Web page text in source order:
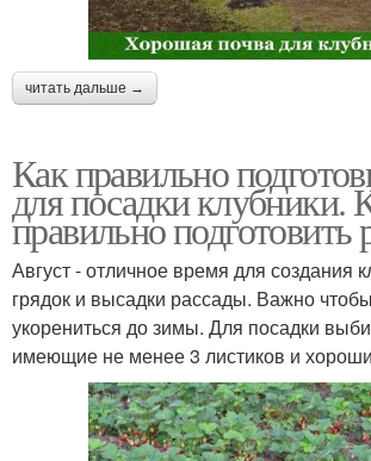
читать дальше →
Как правильно
для посадки клубники.
правильно подготовить
Август - отличное время для создания
грядок и высадки рассады. Важно
укорениться до зимы. Для посадки
имеющие не менее 3 листиков и